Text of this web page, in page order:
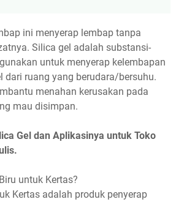
ini menyerap lembap tanpa
Silica gel adalah substansi-
untuk menyerap kelembapan
dari ruang yang berudara/bersuhu.
menahan kerusakan pada
mau disimpan.
Gel dan Aplikasinya untuk Toko
untuk Kertas?
Kertas adalah produk penyerap